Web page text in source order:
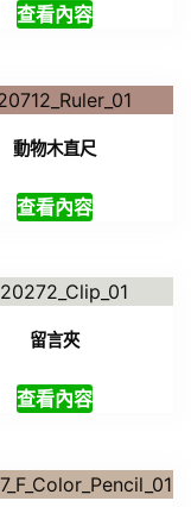
查看內容
動物木直尺
查看內容
留言夾
查看內容